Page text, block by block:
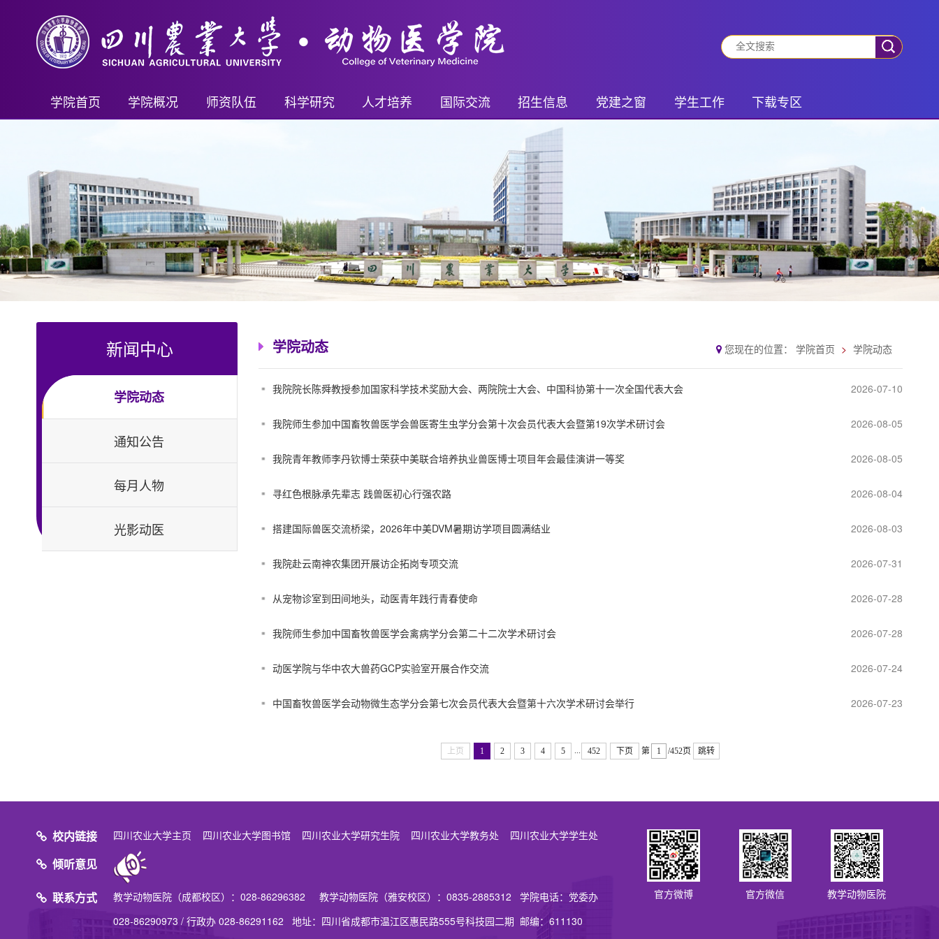
学院首页 学院概况
机构设置
学院制度
师资队伍
副教授
讲师及其他
行政管理
科学研究
教学成果奖励
新兽药证书
人才培养
博士后
国际交流
留学生奖学金
外籍教师
招生信息
继续教育招生
本科生招生
研究生招生
博士后招生
党建之窗
青年先锋队
教工之家
学生工作
社会实践
学生管理
研究生活动
下载专区
新闻中心
学院动态
通知公告
每月人物
光影动医
学院动态 您现在的位置： 学院首页 学院动态
我院院长陈舜教授参加国家科学技术奖励大会、两院院士大会、中国科协第十一次全国代表大会 2026-07-10
我院师生参加中国畜牧兽医学会兽医寄生虫学分会第十次会员代表大会暨第19次学术研讨会 2026-08-05
我院青年教师李丹钦博士荣获中美联合培养执业兽医博士项目年会最佳演讲一等奖 2026-08-05
寻红色根脉承先辈志 践兽医初心行强农路 2026-08-04
搭建国际兽医交流桥梁，2026年中美DVM暑期访学项目圆满结业 2026-08-03
我院赴云南神农集团开展访企拓岗专项交流 2026-07-31
从宠物诊室到田间地头，动医青年践行青春使命 2026-07-28
我院师生参加中国畜牧兽医学会禽病学分会第二十二次学术研讨会 2026-07-28
动医学院与华中农大兽药GCP实验室开展合作交流 2026-07-24
中国畜牧兽医学会动物微生态学分会第七次会员代表大会暨第十六次学术研讨会举行 2026-07-23
上页 1 2 3 4 5 ... 452 下页 第 /452页 跳转
校内链接 四川农业大学主页 四川农业大学图书馆 四川农业大学研究生院 四川农业大学教务处 四川农业大学学生处
倾听意见
联系方式
教学动物医院（成都校区）：028-86296382 教学动物医院（雅安校区）：0835-2885312 学院电话：党委办
028-86290973 / 行政办 028-86291162 地址：四川省成都市温江区惠民路555号科技园二期 邮编：611130
官方微博 官方微信 教学动物医院